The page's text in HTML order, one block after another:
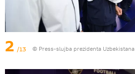
2 /13 © Press-slujba prezidenta Uzbekistana